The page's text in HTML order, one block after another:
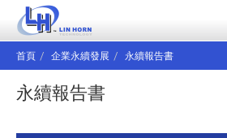
首頁 企業永續發展 永續報告書
永續報告書